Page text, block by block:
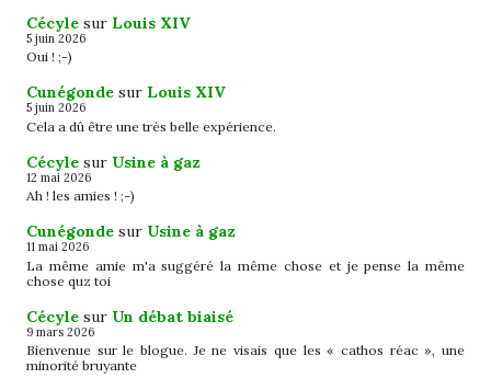
Cécyle sur Louis XIV
5 juin 2026
Oui ! ;-)
Cunégonde sur Louis XIV
5 juin 2026
Cela a dû être une très belle expérience.
Cécyle sur Usine à gaz
12 mai 2026
Ah ! les amies ! ;-)
Cunégonde sur Usine à gaz
11 mai 2026
La même amie m'a suggéré la même chose et je pense la même
chose quz toi
Cécyle sur Un débat biaisé
9 mars 2026
Bienvenue sur le blogue. Je ne visais que les « cathos réac », une
minorité bruyante